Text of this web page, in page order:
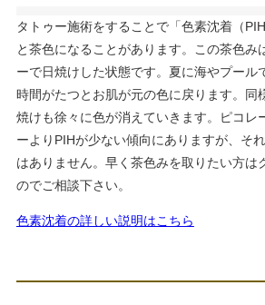
タトゥー施術をすることで「色素沈着（
と茶色になることがあります。この茶色み
ーで日焼けした状態です。夏に海やプール
時間がたつとお肌が元の色に戻ります。同
焼けも徐々に色が消えていきます。ピコレ
ーよりPIHが少ない傾向にありますが、そ
はありません。早く茶色みを取りたい方は
のでご相談下さい。
色素沈着の詳しい説明はこちら